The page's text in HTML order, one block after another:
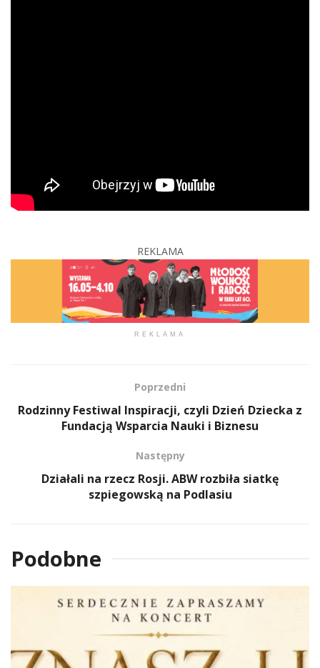
REKLAMA
REKLAMA
Poprzedni
Rodzinny Festiwal Inspiracji, czyli Dzień Dziecka z
Fundacją Wsparcia Nauki i Biznesu
Następny
Działali na rzecz Rosji. ABW rozbiła siatkę
szpiegowską na Podlasiu
Podobne